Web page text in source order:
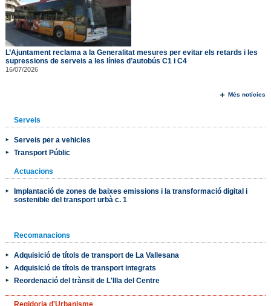
L’Ajuntament reclama a la Generalitat mesures per evitar els retards i les
supressions de serveis a les línies d’autobús C1 i C4
16/07/2026
Més notícies
Serveis
Serveis per a vehicles
Transport Públic
Actuacions
Implantació de zones de baixes emissions i la transformació digital i
sostenible del transport urbà c. 1
Recomanacions
Adquisició de títols de transport de La Vallesana
Adquisició de títols de transport integrats
Reordenació del trànsit de L'Illa del Centre
Regidoria d'Urbanisme